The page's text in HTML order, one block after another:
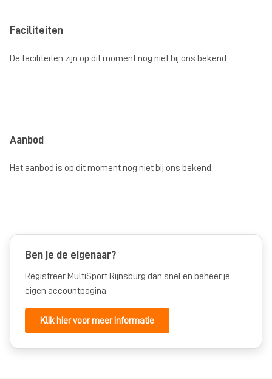
Faciliteiten
De faciliteiten zijn op dit moment nog niet bij ons bekend.
Aanbod
Het aanbod is op dit moment nog niet bij ons bekend.
Ben je de eigenaar?
Registreer MultiSport Rijnsburg dan snel en beheer je
eigen accountpagina.
Klik hier voor meer informatie